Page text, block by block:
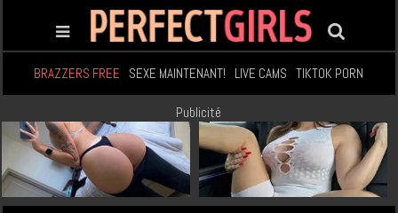
BRAZZERS FREE SEXE MAINTENANT! LIVE CAMS TIKTOK PORN
Publicité